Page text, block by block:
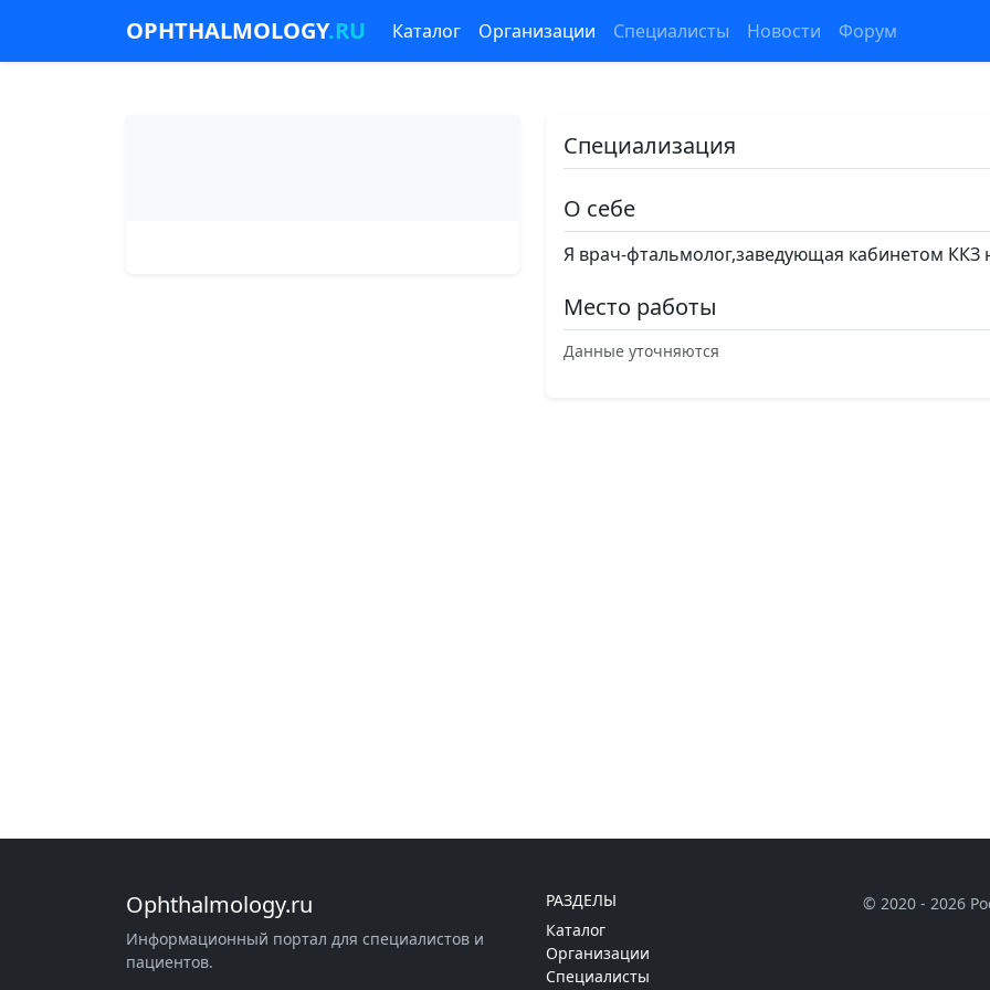
OPHTHALMOLOGY.RU Каталог Организации Специалисты Новости Форум
Специализация
О себе
Я врач-фтальмолог,заведующая кабинетом ККЗ
Место работы
Данные уточняются
Ophthalmology.ru
Информационный портал для специалистов и
пациентов.
РАЗДЕЛЫ
Каталог
Организации
Специалисты
© 2020 - 2026